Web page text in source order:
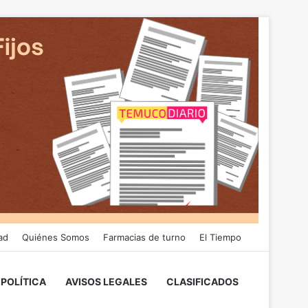
Quiénes Somos Farmacias de turno El Tiempo
POLÍTICA AVISOS LEGALES CLASIFICADOS